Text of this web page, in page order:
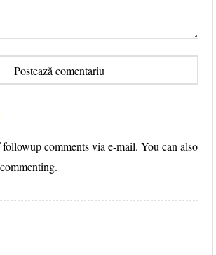
comments via e-mail. You can also